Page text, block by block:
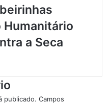
p
e
i
s
:
U
Humanitário
a Seca
publicado. Campos